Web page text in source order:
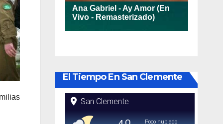
El Tiempo En San Clemente